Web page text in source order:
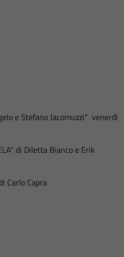
e Stefano Jacomuzzi" venerdì
di Diletta Bianco e Erik
Carlo Capra